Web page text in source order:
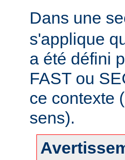
Dans une
s'applique
a été défini
FAST ou
ce contexte
sens).